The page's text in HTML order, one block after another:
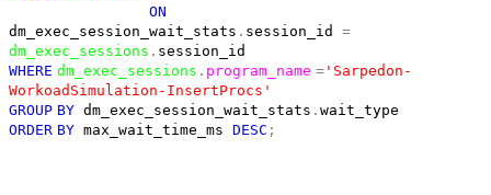
ON
dm_exec_session_wait_stats . session_id =
dm_exec_sessions . session_id
WHERE dm_exec_sessions . program_name = 'Sarpedon-
WorkoadSimulation-InsertProcs'
GROUP BY dm_exec_session_wait_stats . wait_type
ORDER BY max_wait_time_ms DESC ;